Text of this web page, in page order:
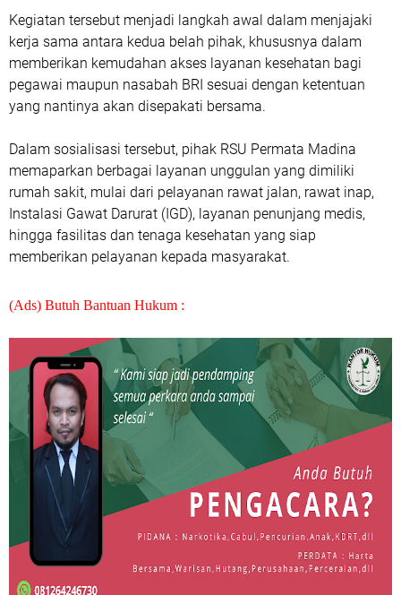
Kegiatan tersebut menjadi langkah awal dalam menjajaki
kerja sama antara kedua belah pihak, khususnya dalam
memberikan kemudahan akses layanan kesehatan bagi
pegawai maupun nasabah BRI sesuai dengan ketentuan
yang nantinya akan disepakati bersama.
Dalam sosialisasi tersebut, pihak RSU Permata Madina
memaparkan berbagai layanan unggulan yang dimiliki
rumah sakit, mulai dari pelayanan rawat jalan, rawat inap,
Instalasi Gawat Darurat (IGD), layanan penunjang medis,
hingga fasilitas dan tenaga kesehatan yang siap
memberikan pelayanan kepada masyarakat.
(Ads) Butuh Bantuan Hukum :